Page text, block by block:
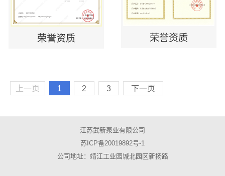
荣誉资质 荣誉资质
上一页 1 2 3 下一页
江苏武新泵业有限公司
苏ICP备20019892号-1
公司地址：靖江工业园城北园区新扬路